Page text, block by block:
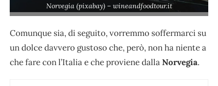
Norvegia (pixabay) – wineandfoodtour.it
Comunque sia, di seguito, vorremmo soffermarci su
un dolce davvero gustoso che, però, non ha niente a
che fare con l’Italia e che proviene dallaNorvegia.